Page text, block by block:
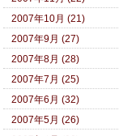
2007年10月 (21)
2007年9月 (27)
2007年8月 (28)
2007年7月 (25)
2007年6月 (32)
2007年5月 (26)